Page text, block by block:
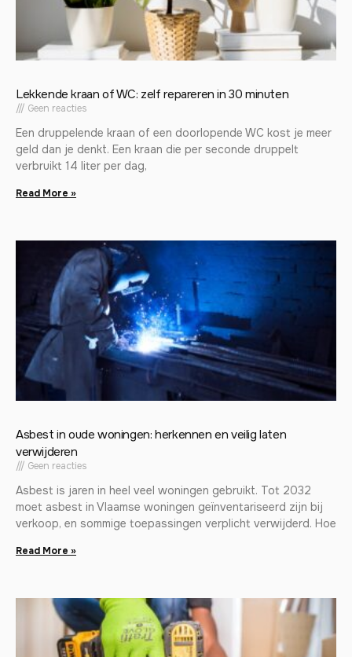
Lekkende kraan of WC: zelf repareren in 30 minuten
Geen reacties
Een druppelende kraan of een doorlopende WC kost je meer
geld dan je denkt. Een kraan die per seconde druppelt
verbruikt 14 liter per dag,
Read More »
Asbest in oude woningen: herkennen en veilig laten
verwijderen
Geen reacties
Asbest is jaren in heel veel woningen gebruikt. Tot 2032
moet asbest in Vlaamse woningen geïnventariseerd zijn bij
verkoop, en sommige toepassingen verplicht verwijderd. Hoe
Read More »